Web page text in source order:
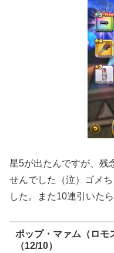
星5が出たんですが、残
せんでした（泣）ゴメ
した。また10連引いた
ポップ・マァム（ロモ
（12/10）